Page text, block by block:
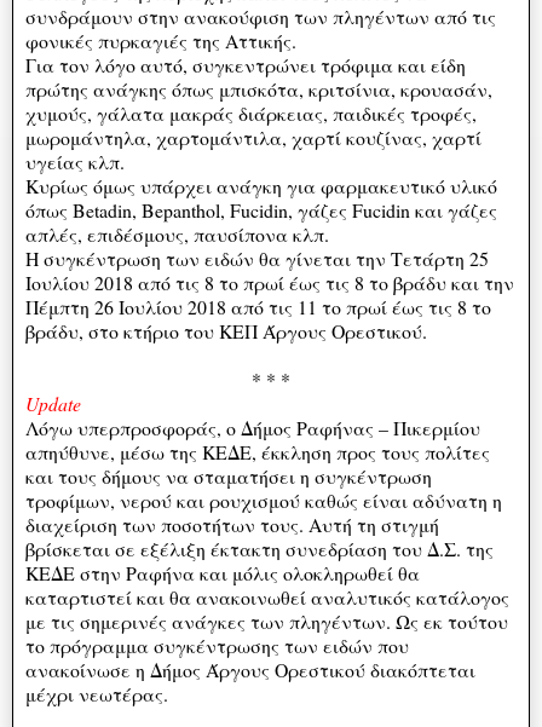
συνδράμουν στην ανακούφιση των πληγέντων από τις
φονικές πυρκαγιές της Αττικής.
Για τον λόγο αυτό, συγκεντρώνει τρόφιμα και είδη
πρώτης ανάγκης όπως μπισκότα, κριτσίνια, κρουασάν,
χυμούς, γάλατα μακράς διάρκειας, παιδικές τροφές,
μωρομάντηλα, χαρτομάντιλα, χαρτί κουζίνας, χαρτί
υγείας κλπ.
Κυρίως όμως υπάρχει ανάγκη για φαρμακευτικό υλικό
όπως Betadin, Bepanthol, Fucidin, γάζες Fucidin και γάζες
απλές, επιδέσμους, παυσίπονα κλπ.
Η συγκέντρωση των ειδών θα γίνεται την Τετάρτη 25
Ιουλίου 2018 από τις 8 το πρωί έως τις 8 το βράδυ και την
Πέμπτη 26 Ιουλίου 2018 από τις 11 το πρωί έως τις 8 το
βράδυ, στο κτήριο του ΚΕΠ Άργους Ορεστικού.
* * *
Update
Λόγω υπερπροσφοράς, ο Δήμος Ραφήνας – Πικερμίου
απηύθυνε, μέσω της ΚΕΔΕ, έκκληση προς τους πολίτες
και τους δήμους να σταματήσει η συγκέντρωση
τροφίμων, νερού και ρουχισμού καθώς είναι αδύνατη η
διαχείριση των ποσοτήτων τους. Αυτή τη στιγμή
βρίσκεται σε εξέλιξη έκτακτη συνεδρίαση του Δ.Σ. της
ΚΕΔΕ στην Ραφήνα και μόλις ολοκληρωθεί θα
καταρτιστεί και θα ανακοινωθεί αναλυτικός κατάλογος
με τις σημερινές ανάγκες των πληγέντων. Ως εκ τούτου
το πρόγραμμα συγκέντρωσης των ειδών που
ανακοίνωσε η Δήμος Άργους Ορεστικού διακόπτεται
μέχρι νεωτέρας.